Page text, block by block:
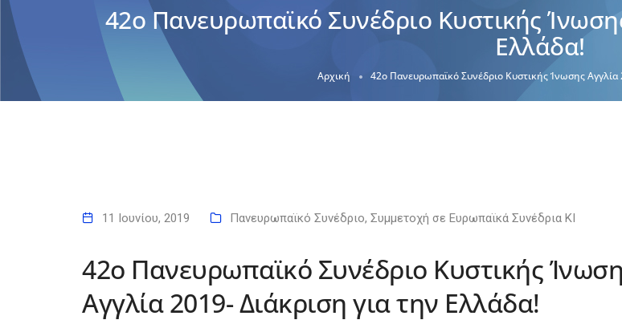
42ο Πανευρωπαϊκό Συνέδριο Κυστικής
Ελλάδα!
Αρχική 42ο Πανευρωπαϊκό Συνέδριο Κυστικής Ίνωσης Αγγλία
11 Ιουνίου, 2019 Πανευρωπαϊκό Συνέδριο, Συμμετοχή σε Ευρωπαϊκά Συνέδρια ΚΙ
42ο Πανευρωπαϊκό Συνέδριο Κυστικής
Αγγλία 2019- Διάκριση για την Ελλάδα!